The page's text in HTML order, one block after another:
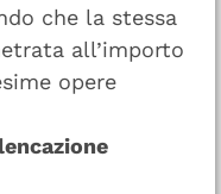
che la stessa
all’importo
opere